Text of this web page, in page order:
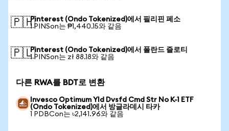
🇵🇭Pinterest (Ondo Tokenized)에서 필리핀 페소
1 PINSon는 ₱1,440.15와 같음
🇵🇱Pinterest (Ondo Tokenized)에서 폴란드 즐로티
1 PINSon는 zł 88.18와 같음
다른 RWA를 BDT로 변환
Invesco Optimum Yld Dvsfd Cmd Str No K-1 ETF
(Ondo Tokenized)에서 방글라데시 타카
1 PDBCon는 ৳2,141.96와 같음